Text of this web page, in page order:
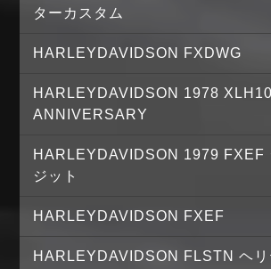
ターカスタム
HARLEYDAVIDSON FXDWG
HARLEYDAVIDSON 1978
ANNIVERSARY
HARLEYDAVIDSON 1979 FXEF
ジット
HARLEYDAVIDSON FXEF
HARLEYDAVIDSON FLSTN ヘリ